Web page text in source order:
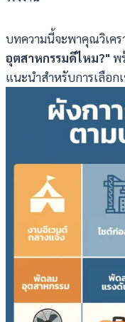
บทความนี้จะพาคุณวิเคร
อุตสาหกรรมดีไหม?"พ
แนะนำสำหรับการเลือก